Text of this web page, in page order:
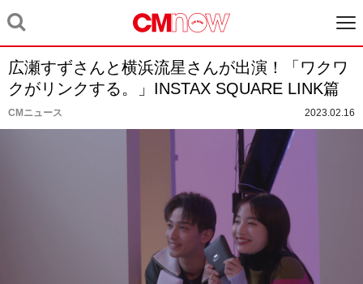
広瀬すずさんと横浜流星さんが出演！「ワクワ
クがリンクする。」INSTAX SQUARE LINK篇
CMニュース 2023.02.16